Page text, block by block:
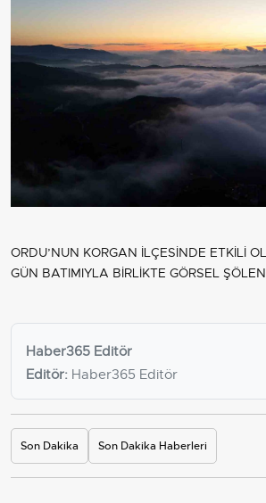
ORDU’NUN KORGAN İLÇESİNDE ETKİLİ
GÜN BATIMIYLA BİRLİKTE GÖRSEL
Haber365 Editör
Editör: Haber365 Editör
Son Dakika Son Dakika Haberleri